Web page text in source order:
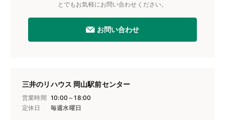
とでもお気軽にお問い合わせください。
お問い合わせ
三井のリハウス 岡山駅前センター
営業時間 10:00～18:00
定休日
毎週水曜日